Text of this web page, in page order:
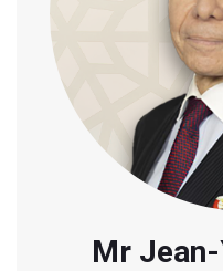
Mr